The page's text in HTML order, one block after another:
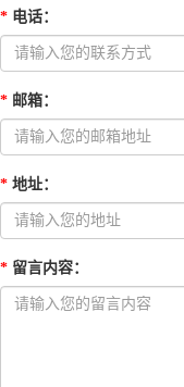
* 电话：
* 邮箱：
* 地址：
* 留言内容：